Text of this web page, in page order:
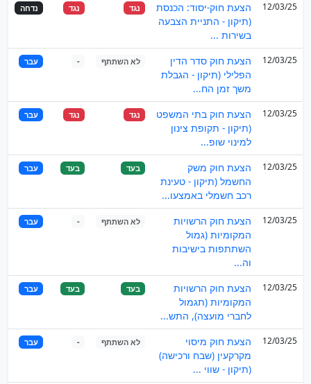
12/03/25
הצעת חוק-יסוד: הכנסת
(תיקון - התניית הצבעה
בשירות ...
נגד נגד נדחה
12/03/25
הצעת חוק סדר הדין
הפלילי (תיקון - הגבלת
משך זמן הח...
לא השתתף - עבר
12/03/25
הצעת חוק בתי המשפט
(תיקון - תקופת צינון
למינוי שופ...
נגד נגד עבר
12/03/25
הצעת חוק משק
החשמל (תיקון - טעינת
רכב חשמלי באמצעו...
בעד בעד עבר
12/03/25
הצעת חוק הרשויות
המקומיות (גמול
השתתפות בישיבות
וה...
לא השתתף - עבר
12/03/25
הצעת חוק הרשויות
המקומיות (תגמול
לחברי מועצה), התש...
בעד בעד עבר
12/03/25
הצעת חוק מיסוי
מקרקעין (שבח ורכישה)
(תיקון - שווי ...
לא השתתף - עבר